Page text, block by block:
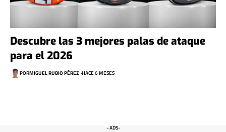
Descubre las 3 mejores palas de ataque
para el 2026
PORMIGUEL RUBIO PÉREZ HACE 6 MESES
- ADS-